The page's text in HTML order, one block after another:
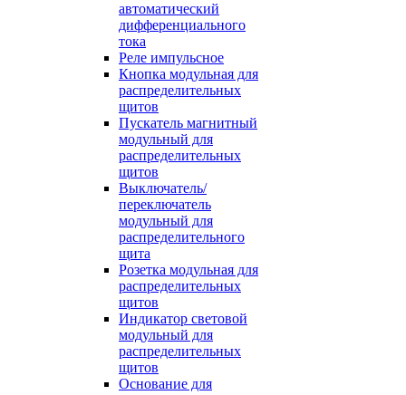
автоматический
дифференциального
тока
Реле импульсное
Кнопка модульная для
распределительных
щитов
Пускатель магнитный
модульный для
распределительных
щитов
Выключатель/
переключатель
модульный для
распределительного
щита
Розетка модульная для
распределительных
щитов
Индикатор световой
модульный для
распределительных
щитов
Основание для